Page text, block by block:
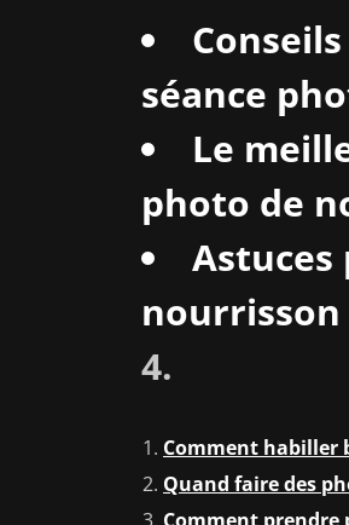
séance
Le
photo de
nourrisson
4.
Comment habiller
Quand faire des